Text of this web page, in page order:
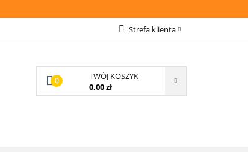
Strefa klienta
Zarejestruj się
0
TWÓJ KOSZYK
0,00 zł